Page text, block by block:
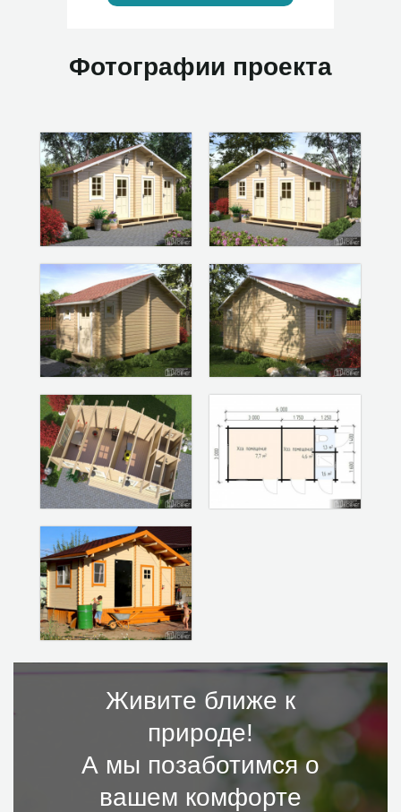
Фотографии проекта
Живите ближе к
природе!
А мы позаботимся о
вашем комфорте